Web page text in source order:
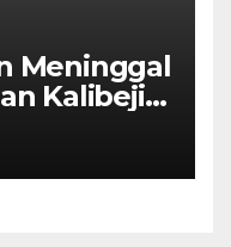
Meninggal
Kalibeji,
Ada